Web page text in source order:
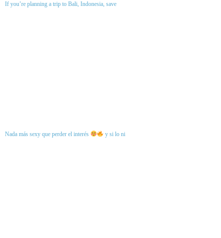
If you’re planning a trip to Bali, Indonesia, save
Nada más sexy que perder el interés y si lo ni